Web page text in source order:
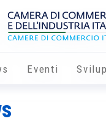
Eventi